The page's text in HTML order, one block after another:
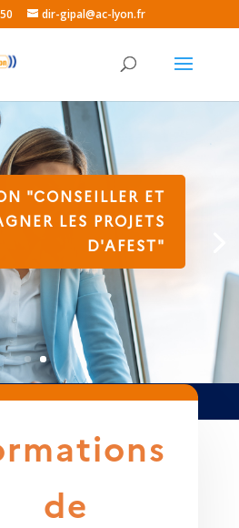
dir-gipal@ac-lyon.fr
"CONSEILLER ET
LES PROJETS
D'AFEST"
de